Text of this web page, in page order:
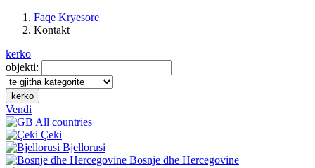
Faqe Kryesore
Kontakt
kerko
objekti:
kerko
Vendi
All countries
Çeki
Bjellorusi
Bosnje dhe Hercegovine